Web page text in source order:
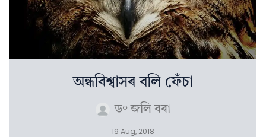
অন্ধবিশ্বাসৰ বলি ফেঁচা
ড° জলি বৰা
19 Aug, 2018